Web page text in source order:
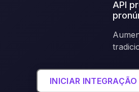
API
INICIAR INTEGRAÇÃO